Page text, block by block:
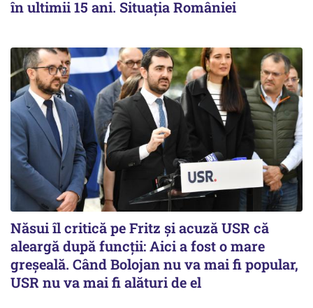
în ultimii 15 ani. Situația României
Năsui îl critică pe Fritz și acuză USR că
aleargă după funcții: Aici a fost o mare
greșeală. Când Bolojan nu va mai fi popular,
USR nu va mai fi alături de el